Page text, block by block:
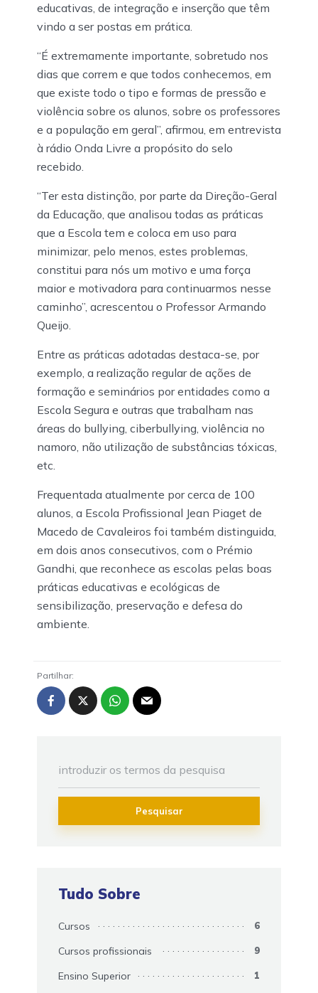
educativas, de integração e inserção que têm
vindo a ser postas em prática.
“É extremamente importante, sobretudo nos
dias que correm e que todos conhecemos, em
que existe todo o tipo e formas de pressão e
violência sobre os alunos, sobre os professores
e a população em geral”, afirmou, em entrevista
à rádio Onda Livre a propósito do selo
recebido.
“Ter esta distinção, por parte da Direção-Geral
da Educação, que analisou todas as práticas
que a Escola tem e coloca em uso para
minimizar, pelo menos, estes problemas,
constitui para nós um motivo e uma força
maior e motivadora para continuarmos nesse
caminho”, acrescentou o Professor Armando
Queijo.
Entre as práticas adotadas destaca-se, por
exemplo, a realização regular de ações de
formação e seminários por entidades como a
Escola Segura e outras que trabalham nas
áreas do bullying, ciberbullying, violência no
namoro, não utilização de substâncias tóxicas,
etc.
Frequentada atualmente por cerca de 100
alunos, a Escola Profissional Jean Piaget de
Macedo de Cavaleiros foi também distinguida,
em dois anos consecutivos, com o Prémio
Gandhi, que reconhece as escolas pelas boas
práticas educativas e ecológicas de
sensibilização, preservação e defesa do
ambiente.
Partilhar:
Pesquisar
Tudo Sobre
Cursos 6
Cursos profissionais 9
Ensino Superior 1